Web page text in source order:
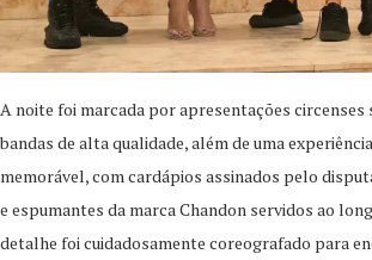
A noite foi marcada por apresentações circenses
bandas de alta qualidade, além de uma experiência
memorável, com cardápios assinados pelo
e espumantes da marca Chandon servidos ao
detalhe foi cuidadosamente coreografado para